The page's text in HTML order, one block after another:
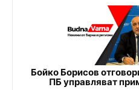
Бойко Борисов
ПБ управляват